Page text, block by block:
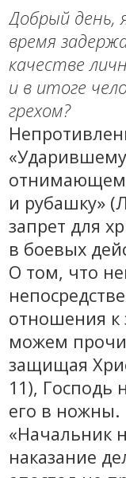
Добрый день,
время
качестве
и в итоге
грехом?
и рубашку»
запрет для
в боевых
О том, что
отношения
можем
защищая
11), Господь
его в ножны.
«Начальник
наказание